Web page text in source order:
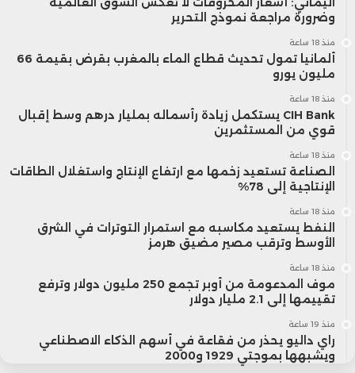
وضرورة مراجعة نموذج التحرير
منذ 18 ساعة
ألمانيا تمول تحديث قطاع الماء بالمغرب بقرض بقيمة 66
مليون يورو
منذ 18 ساعة
CIH Bank يستكمل زيادة رأسماله بمليار درهم وسط إقبال
قوي من المستثمرين
منذ 18 ساعة
الصناعة تستعيد زخمها مع ارتفاع الإنتاج واستغلال الطاقات
الإنتاجية إلى 78%
منذ 18 ساعة
النفط يستعيد مكاسبه مع استمرار التوترات في الشرق
الأوسط وترقب مصير مضيق هرمز
منذ 18 ساعة
موف المدعومة من أوبر تجمع 250 مليون دولار وترفع
تقييمها إلى 2.1 مليار دولار
منذ 19 ساعة
راي داليو يحذر من فقاعة في أسهم الذكاء الاصطناعي
ويشبهها بموجتي 1929 و2000